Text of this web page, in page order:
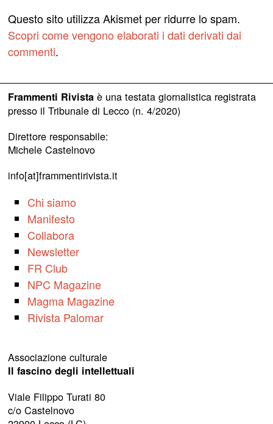
Questo sito utilizza Akismet per ridurre lo spam.
Scopri come vengono elaborati i dati derivati dai
commenti.
Frammenti Rivistaè una testata giornalistica registrata
presso il Tribunale di Lecco (n. 4/2020)
Direttore responsabile:
Michele Castelnovo
info[at]frammentirivista.it
Chi siamo
Manifesto
Collabora
Newsletter
FR Club
NPC Magazine
Magma Magazine
Rivista Palomar
Associazione culturale
Il fascino degli intellettuali
Viale Filippo Turati 80
c/o Castelnovo